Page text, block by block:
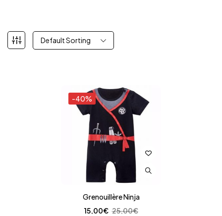
Default Sorting
-40%
Grenouillère Ninja
25,00€
15,00€